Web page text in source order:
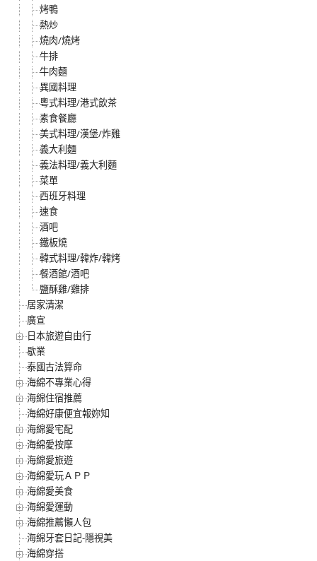
烤鴨
熱炒
燒肉/燒烤
牛排
牛肉麵
異國料理
粵式料理/港式飲茶
素食餐廳
美式料理/漢堡/炸雞
義大利麵
義法料理/義大利麵
菜單
西班牙料理
速食
酒吧
鐵板燒
韓式料理/韓炸/韓烤
餐酒館/酒吧
鹽酥雞/雞排
居家清潔
廣宣
日本旅遊自由行
歇業
泰國古法算命
海綿不專業心得
海綿住宿推薦
海綿好康便宜報妳知
海綿愛宅配
海綿愛按摩
海綿愛旅遊
海綿愛玩ＡＰＰ
海綿愛美食
海綿愛運動
海綿推薦懶人包
海綿牙套日記-隱視美
海綿穿搭